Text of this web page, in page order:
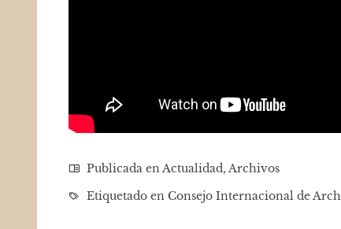
Publicada enActualidad, Archivos
Etiquetado en Consejo Internacional de